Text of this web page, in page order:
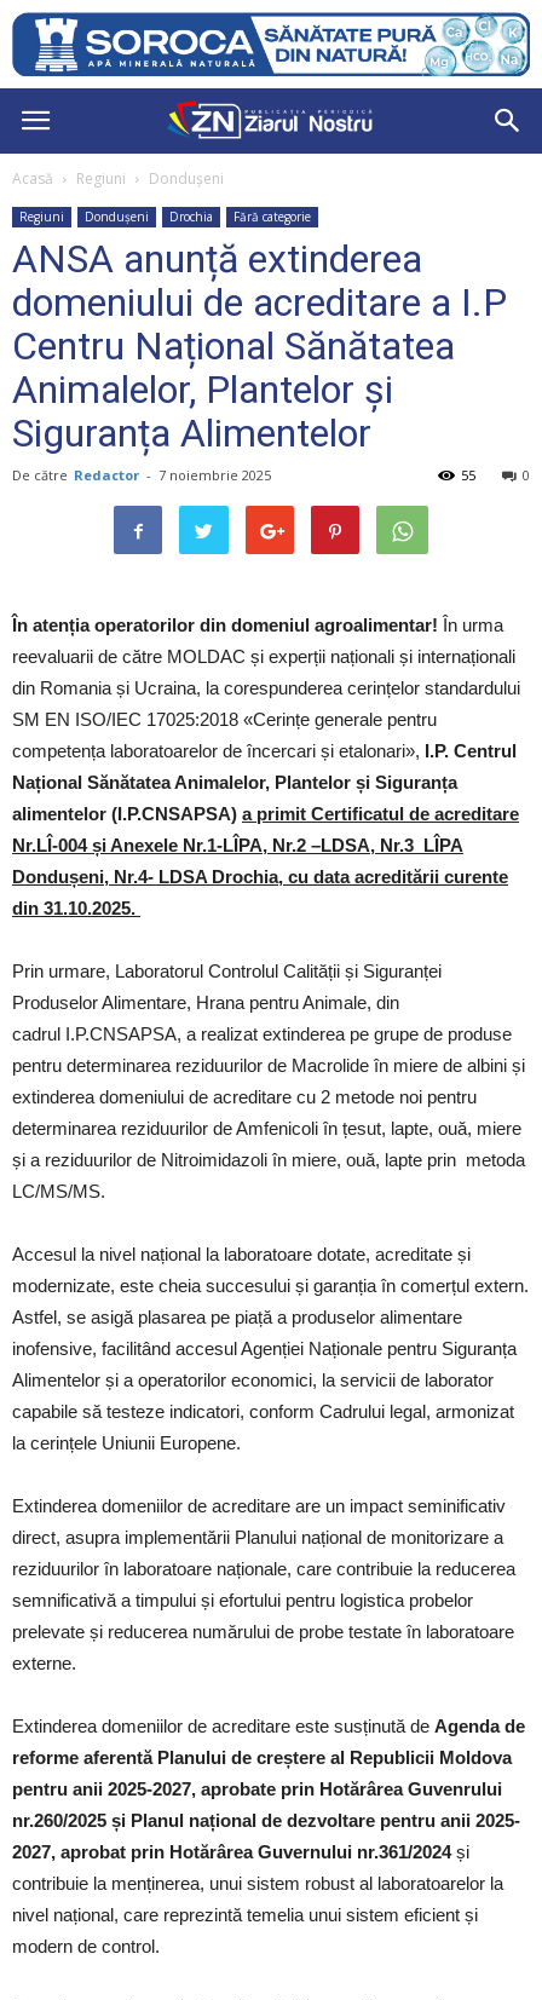
Acasă Regiuni Dondușeni
Regiuni Dondușeni Drochia Fără categorie
ANSA anunță extinderea
domeniului de acreditare a I.P
Centru Național Sănătatea
Animalelor, Plantelor și
Siguranța Alimentelor
De către Redactor - 7 noiembrie 2025 0
55
În atenția operatorilor din domeniul agroalimentar! În urma
reevaluarii de către MOLDAC și experții naționali și internaționali
din Romania și Ucraina, la corespunderea cerințelor standardului
SM EN ISO/IEC 17025:2018 «Cerințe generale pentru
competența laboratoarelor de încercari și etalonari», I.P. Centrul
Național Sănătatea Animalelor, Plantelor și Siguranța
alimentelor (I.P.CNSAPSA) a primit Certificatul de acreditare
Nr.LÎ-004 și Anexele Nr.1-LÎPA, Nr.2 –LDSA, Nr.3_LÎPA
Dondușeni, Nr.4- LDSA Drochia, cu data acreditării curente
din 31.10.2025.
Prin urmare, Laboratorul Controlul Calității și Siguranței
Produselor Alimentare, Hrana pentru Animale, din
cadrul I.P.CNSAPSA, a realizat extinderea pe grupe de produse
pentru determinarea reziduurilor de Macrolide în miere de albini și
extinderea domeniului de acreditare cu 2 metode noi pentru
determinarea reziduurilor de Amfenicoli în țesut, lapte, ouă, miere
și a reziduurilor de Nitroimidazoli în miere, ouă, lapte prin metoda
LC/MS/MS.
Accesul la nivel național la laboratoare dotate, acreditate și
modernizate, este cheia succesului și garanția în comerțul extern.
Astfel, se asigă plasarea pe piață a produselor alimentare
inofensive, facilitând accesul Agenției Naționale pentru Siguranța
Alimentelor și a operatorilor economici, la servicii de laborator
capabile să testeze indicatori, conform Cadrului legal, armonizat
la cerințele Uniunii Europene.
Extinderea domeniilor de acreditare are un impact seminificativ
direct, asupra implementării Planului național de monitorizare a
reziduurilor în laboratoare naționale, care contribuie la reducerea
semnificativă a timpului și efortului pentru logistica probelor
prelevate și reducerea numărului de probe testate în laboratoare
externe.
Extinderea domeniilor de acreditare este susținută de Agenda de
reforme aferentă Planului de creștere al Republicii Moldova
pentru anii 2025-2027, aprobate prin Hotărârea Guvenrului
nr.260/2025 și Planul național de dezvoltare pentru anii 2025-
2027, aprobat prin Hotărârea Guvernului nr.361/2024și
contribuie la menținerea, unui sistem robust al laboratoarelor la
nivel național, care reprezintă temelia unui sistem eficient și
modern de control.